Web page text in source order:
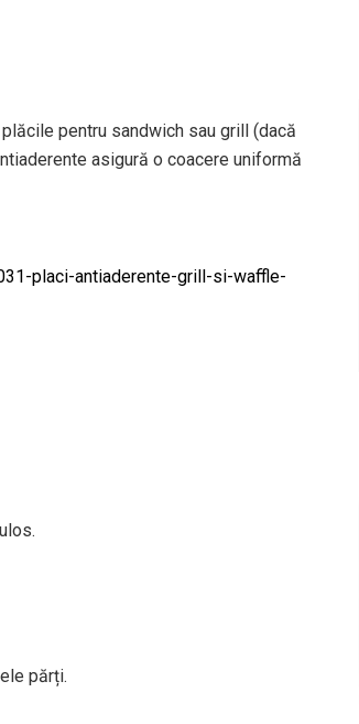
pentru sandwich sau grill (dacă
asigură o coacere uniformă
placi-antiaderente-grill-si-waffle-
părți.